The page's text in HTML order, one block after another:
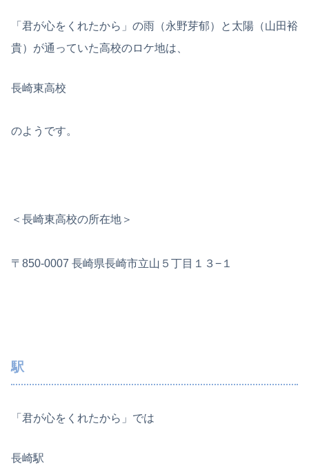
「君が心をくれたから」の雨（永野芽郁）と太陽（山田裕
貴）が通っていた高校のロケ地は、
長崎東高校
のようです。
＜長崎東高校の所在地＞
〒850-0007 長崎県長崎市立山５丁目１３−１
駅
「君が心をくれたから」では
長崎駅